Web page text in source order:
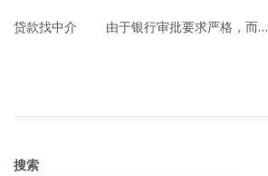
2
贷款找中介 由于银行审批要求严格，而…
搜索